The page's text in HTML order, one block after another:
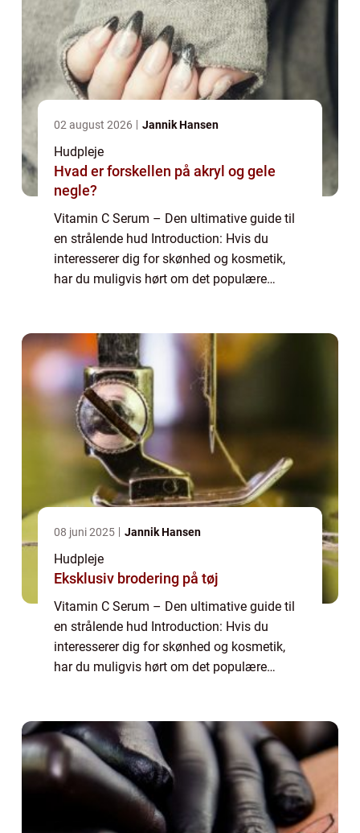
02 august 2026 Jannik Hansen
Hudpleje
Hvad er forskellen på akryl og gele
negle?
Vitamin C Serum – Den ultimative guide til
en strålende hud Introduction: Hvis du
interesserer dig for skønhed og kosmetik,
har du muligvis hørt om det populære
08 juni 2025 Jannik Hansen
Hudpleje
Eksklusiv brodering på tøj
Vitamin C Serum – Den ultimative guide til
en strålende hud Introduction: Hvis du
interesserer dig for skønhed og kosmetik,
har du muligvis hørt om det populære